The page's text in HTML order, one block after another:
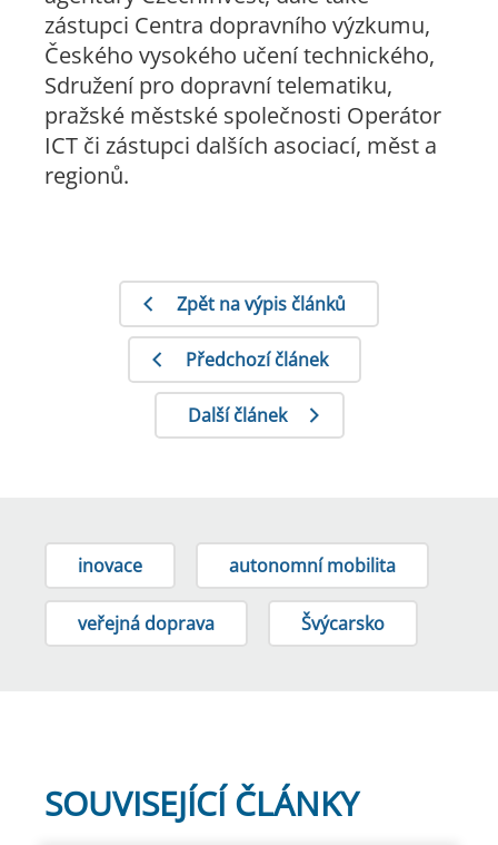
zástupci Centra dopravního výzkumu,
Českého vysokého učení technického,
Sdružení pro dopravní telematiku,
pražské městské společnosti Operátor
ICT či zástupci dalších asociací, měst a
regionů.
Zpět na výpis článků
Předchozí článek
Další článek
inovace autonomní mobilita
veřejná doprava Švýcarsko
SOUVISEJÍCÍ ČLÁNKY